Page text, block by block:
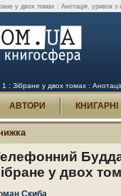
у двох томах : Анотація, уривок з
Зібране у двох томах :
АВТОРИ КНИГАРНІ
у двох
Скиба